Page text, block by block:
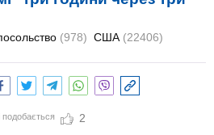
(978) США (22406)
подобається 2